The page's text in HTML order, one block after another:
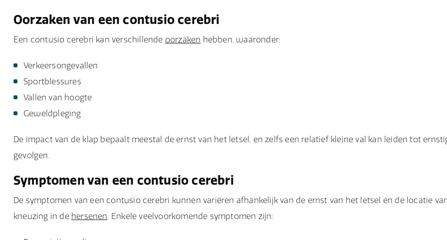
Oorzaken van een contusio cerebri
Een contusio cerebri kan verschillende oorzaken hebben, waaronder:
Verkeersongevallen
Sportblessures
Vallen van hoogte
Geweldpleging
De impact van de klap bepaalt meestal de ernst van het letsel, en zelfs een relatief kleine val kan leiden tot
gevolgen.
Symptomen van een contusio cerebri
De symptomen van een contusio cerebri kunnen variëren afhankelijk van de ernst van het letsel en de locatie
kneuzing in de hersenen. Enkele veelvoorkomende symptomen zijn: